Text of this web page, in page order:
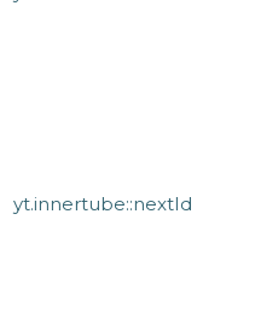
yt.innertube::nextId